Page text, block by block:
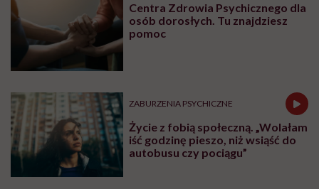
Centra Zdrowia Psychicznego dla
osób dorosłych. Tu znajdziesz
pomoc
ZABURZENIA PSYCHICZNE
Życie z fobią społeczną. „Wolałam
iść godzinę pieszo, niż wsiąść do
autobusu czy pociągu”